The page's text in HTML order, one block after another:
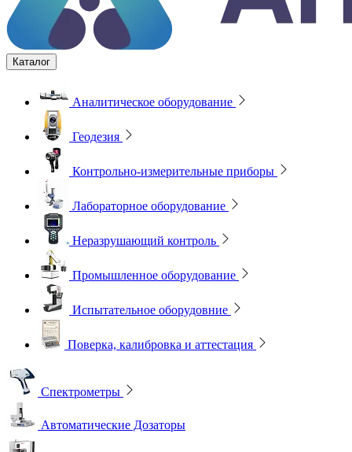
Каталог
Аналитическое оборудование
Геодезия
Контрольно-измерительные приборы
Лабораторное оборудование
Неразрушающий контроль
Промышленное оборудование
Испытательное оборудовние
Поверка, калибровка и аттестация
Спектрометры
Автоматические Дозаторы